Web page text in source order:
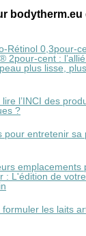
0,3pour-
2pour-cent :
plus lisse,
l’INCI des
?
pour entretenir sa
emplacements
: L'édition de
les laits